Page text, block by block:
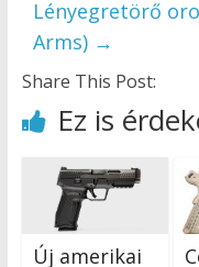
Lényegretörő
Arms) →
Share This Post:
Ez is
Új amerikai